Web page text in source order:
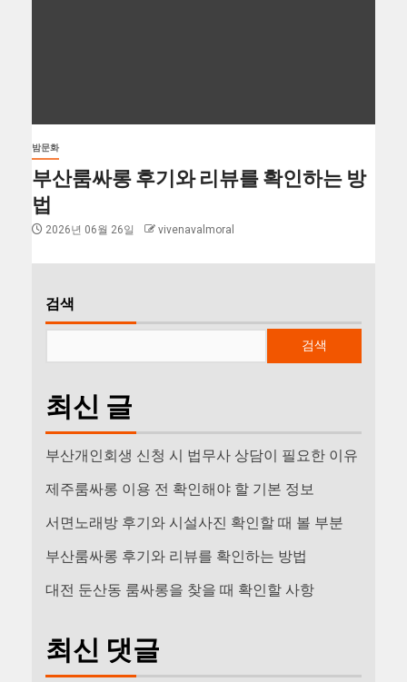
밤문화
부산룸싸롱 후기와 리뷰를 확인하는 방
법
2026년 06월 26일 vivenavalmoral
검색
검색
최신 글
부산개인회생 신청 시 법무사 상담이 필요한 이유
제주룸싸롱 이용 전 확인해야 할 기본 정보
서면노래방 후기와 시설사진 확인할 때 볼 부분
부산룸싸롱 후기와 리뷰를 확인하는 방법
대전 둔산동 룸싸롱을 찾을 때 확인할 사항
최신 댓글